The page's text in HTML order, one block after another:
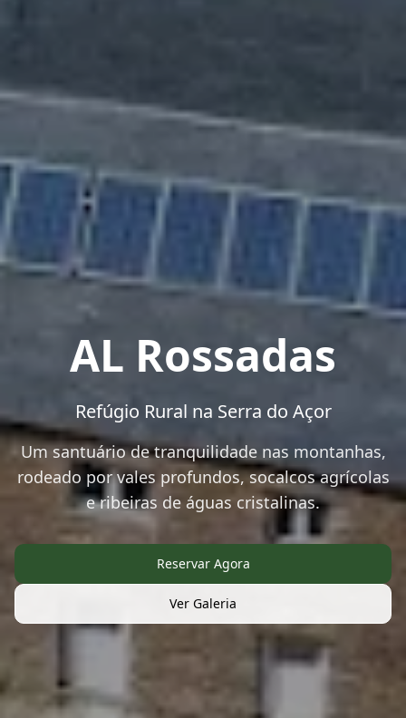
AL Rossadas
Refúgio Rural na Serra do Açor
Um santuário de tranquilidade nas montanhas,
rodeado por vales profundos, socalcos agrícolas
e ribeiras de águas cristalinas.
Reservar Agora
Ver Galeria